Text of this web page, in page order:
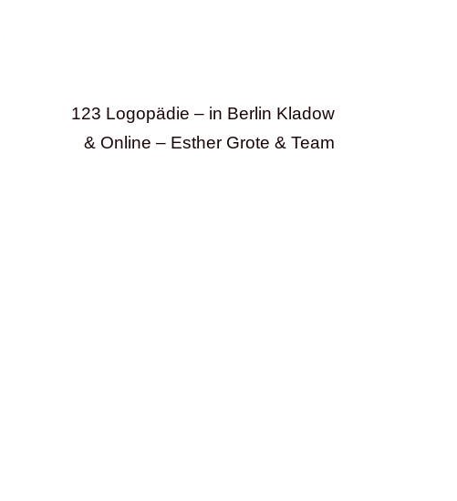
123 Logopädie – in Berlin Kladow
& Online – Esther Grote & Team